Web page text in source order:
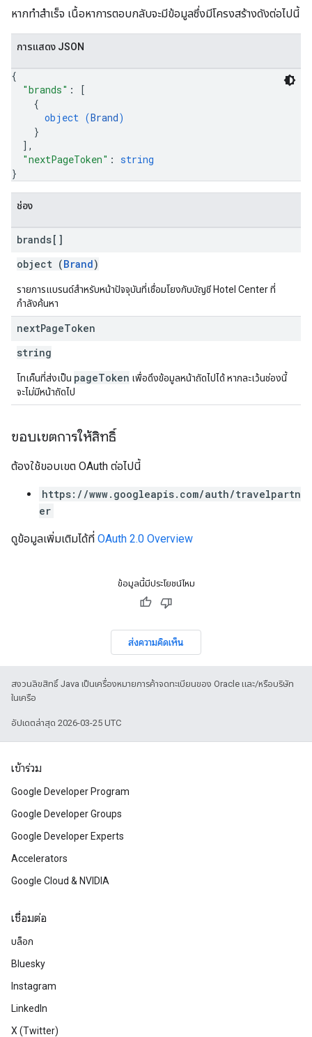
หากทำสำเร็จ เนื้อหาการตอบกลับจะมีข้อมูลซึ่งมีโครงสร้างดังต่อไปนี้
การแสดง JSON
{
"brands" :
[
{
object (Brand)
}
] ,
"nextPageToken" : string
}
ช่อง
brands[]
object (Brand)
รายการแบรนด์สำหรับหน้าปัจจุบันที่เชื่อมโยงกับบัญชี Hotel Center ที่
กำลังค้นหา
nextPageToken
string
โทเค็นที่ส่งเป็น pageToken เพื่อดึงข้อมูลหน้าถัดไปได้ หากละเว้นช่องนี้
จะไม่มีหน้าถัดไป
ขอบเขตการให้สิทธิ์
ต้องใช้ขอบเขต OAuth ต่อไปนี้
https://www.googleapis.com/auth/travelpartn
er
ดูข้อมูลเพิ่มเติมได้ที่ OAuth 2.0 Overview
ข้อมูลนี้มีประโยชน์ไหม
ส่งความคิดเห็น
สงวนลิขสิทธิ์ Java เป็นเครื่องหมายการค้าจดทะเบียนของ Oracle และ/หรือบริษัท
ในเครือ
อัปเดตล่าสุด 2026-03-25 UTC
เข้าร่วม
Google Developer Program
Google Developer Groups
Google Developer Experts
Accelerators
Google Cloud & NVIDIA
เชื่อมต่อ
บล็อก
Bluesky
Instagram
LinkedIn
X (Twitter)